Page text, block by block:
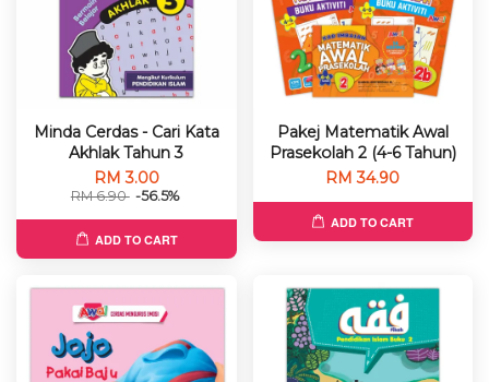
Minda Cerdas - Cari Kata
Akhlak Tahun 3
RM 3.00
RM 6.90 -56.5%
ADD TO CART
Pakej Matematik Awal
Prasekolah 2 (4-6 Tahun)
RM 34.90
ADD TO CART